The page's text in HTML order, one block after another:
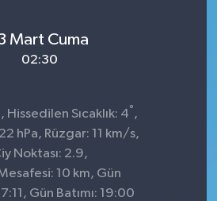
Mart Cuma
02:30
Hissedilen Sıcaklık: 4° ,
hPa, Rüzgar: 11 km/s,
Noktası: 2.9,
10 km, Gün
Gün Batımı: 19:00